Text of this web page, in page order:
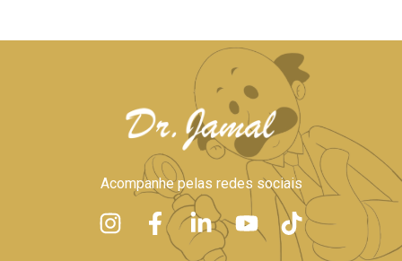
Acompanhe pelas redes sociais